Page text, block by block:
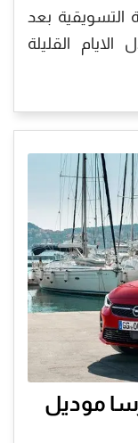
التسويقية بعد
الايام القليلة
موديل